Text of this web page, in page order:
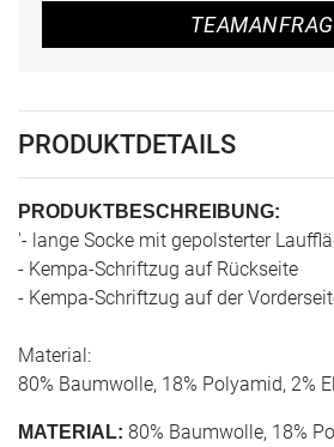
PRODUKTDETAILS
PRODUKTBESCHREIBUNG:
'- lange Socke mit gepolsterter
- Kempa-Schriftzug auf Rückseite
- Kempa-Schriftzug auf der
Material:
80% Baumwolle, 18% Polyamid, 2%
MATERIAL: 80% Baumwolle, 18%